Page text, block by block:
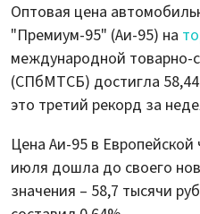
Оптовая цена
"Премиум-95" (Аи-95) на
международной товарно-
(СПбМТСБ) достигла
это третий рекорд за
Цена Аи-95 в Европейской
июля дошла до своего
значения – 58,7 тысячи